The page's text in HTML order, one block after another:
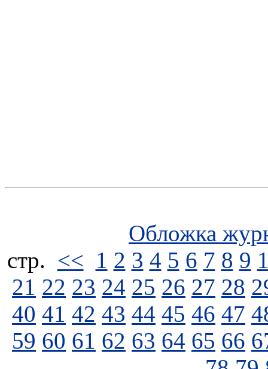
Обложка
стp. << 1 2 3 4 5 6 7 8 9
21 22 23 24 25 26 27 28
40 41 42 43 44 45 46 47
59 60 61 62 63 64 65 66